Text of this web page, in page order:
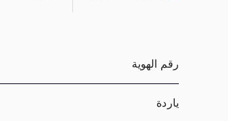
رقم الهوية
ياردة